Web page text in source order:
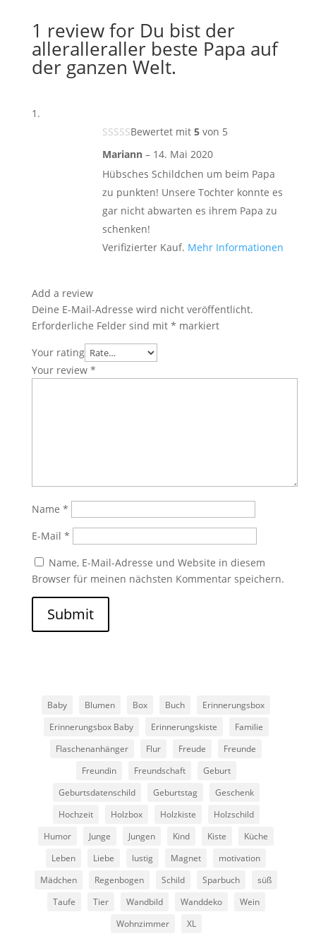
1 review for Du bist der
alleralleraller beste Papa auf
der ganzen Welt.
Bewertet mit 5von 5
Mariann – 14. Mai 2020
Hübsches Schildchen um beim Papa
zu punkten! Unsere Tochter konnte es
gar nicht abwarten es ihrem Papa zu
schenken!
Verifizierter Kauf. Mehr Informationen
Add a review
Deine E-Mail-Adresse wird nicht veröffentlicht.
Erforderliche Felder sind mit * markiert
Your rating
Your review *
Name *
E-Mail *
Name, E-Mail-Adresse und Website in diesem
Browser für meinen nächsten Kommentar speichern.
Submit
Baby Blumen Box Buch
Erinnerungsbox
Erinnerungsbox Baby
Erinnerungskiste
Familie
Flaschenanhänger
Flur Freude
Freunde
Freundin
Freundschaft
Geburt
Geburtsdatenschild
Geburtstag
Geschenk
Hochzeit
Holzbox Holzkiste
Holzschild
Humor
Junge Jungen Kind Kiste
Küche
Leben
Liebe lustig Magnet
motivation
Mädchen
Regenbogen Schild Sparbuch
süß
Taufe
Tier Wandbild Wanddeko
Wein
Wohnzimmer
XL